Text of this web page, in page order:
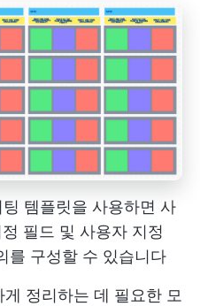
템플릿을 사용하면 사
필드 및 사용자 지정
를 구성할 수 있습니다
정리하는 데 필요한 모